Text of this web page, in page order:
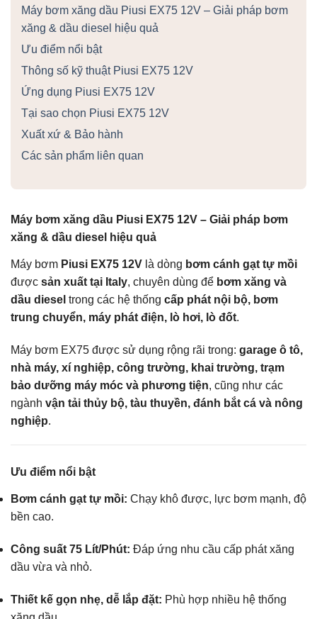
Máy bơm xăng dầu Piusi EX75 12V – Giải pháp bơm
xăng & dầu diesel hiệu quả
Ưu điểm nổi bật
Thông số kỹ thuật Piusi EX75 12V
Ứng dụng Piusi EX75 12V
Tại sao chọn Piusi EX75 12V
Xuất xứ & Bảo hành
Các sản phẩm liên quan
Máy bơm xăng dầu Piusi EX75 12V – Giải pháp bơm
xăng & dầu diesel hiệu quả
Máy bơm Piusi EX75 12V là dòng bơm cánh gạt tự mồi
được sản xuất tại Italy, chuyên dùng để bơm xăng và
dầu diesel trong các hệ thống cấp phát nội bộ, bơm
trung chuyển, máy phát điện, lò hơi, lò đốt.
Máy bơm EX75 được sử dụng rộng rãi trong: garage ô tô,
nhà máy, xí nghiệp, công trường, khai trường, trạm
bảo dưỡng máy móc và phương tiện, cũng như các
ngành vận tải thủy bộ, tàu thuyền, đánh bắt cá và nông
nghiệp.
Ưu điểm nổi bật
Bơm cánh gạt tự mồi: Chạy khô được, lực bơm mạnh, độ
bền cao.
Công suất 75 Lít/Phút: Đáp ứng nhu cầu cấp phát xăng
dầu vừa và nhỏ.
Thiết kế gọn nhẹ, dễ lắp đặt: Phù hợp nhiều hệ thống